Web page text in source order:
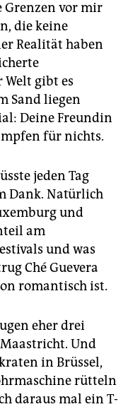
Grenzen vor mir
die keine
Realität haben
gibt es
Sand liegen
Deine Freundin
für nichts.
jeden Tag
Dank. Natürlich
und
am
und was
Ché Guevera
romantisch ist.
eher drei
Und
in Brüssel,
rütteln
daraus mal ein T-